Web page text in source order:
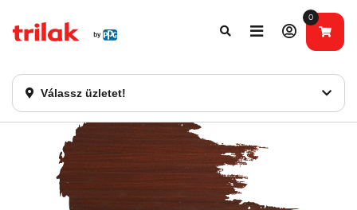
Válassz üzletet!
0
Fontos tájékoztatás!